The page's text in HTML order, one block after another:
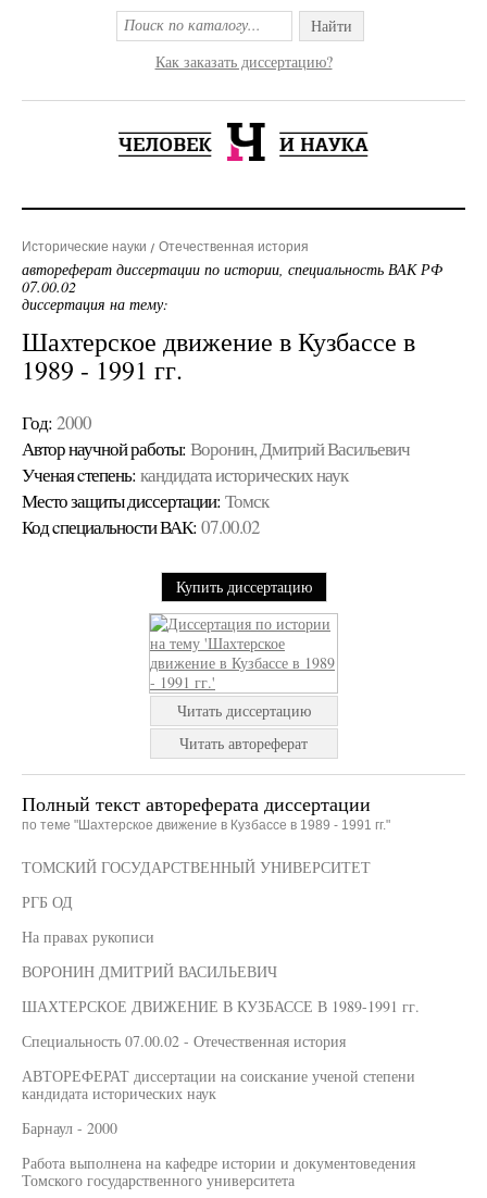
Найти
Как заказать диссертацию?
Исторические науки Отечественная история
автореферат диссертации по истории, специальность ВАК РФ
07.00.02
диссертация на тему:
Шахтерское движение в Кузбассе в
1989 - 1991 гг.
Год: 2000
Автор научной работы: Воронин, Дмитрий Васильевич
Ученая cтепень: кандидата исторических наук
Место защиты диссертации: Томск
Код cпециальности ВАК: 07.00.02
Купить диссертацию
Читать диссертацию
Читать автореферат
Полный текст автореферата диссертации
по теме "Шахтерское движение в Кузбассе в 1989 - 1991 гг."
ТОМСКИЙ ГОСУДАРСТВЕННЫЙ УНИВЕРСИТЕТ
РГБ ОД
На правах рукописи
ВОРОНИН ДМИТРИЙ ВАСИЛЬЕВИЧ
ШАХТЕРСКОЕ ДВИЖЕНИЕ В КУЗБАССЕ В 1989-1991 гг.
Специальность 07.00.02 - Отечественная история
АВТОРЕФЕРАТ диссертации на соискание ученой степени
кандидата исторических наук
Барнаул - 2000
Работа выполнена на кафедре истории и документоведения
Томского государственного университета